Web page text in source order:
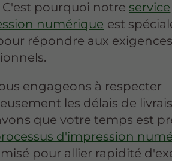
C'est pourquoi notre service
numérique est
répondre aux
engageons à respecter
les délais de
que votre temps est
d'impression
pour allier rapidité